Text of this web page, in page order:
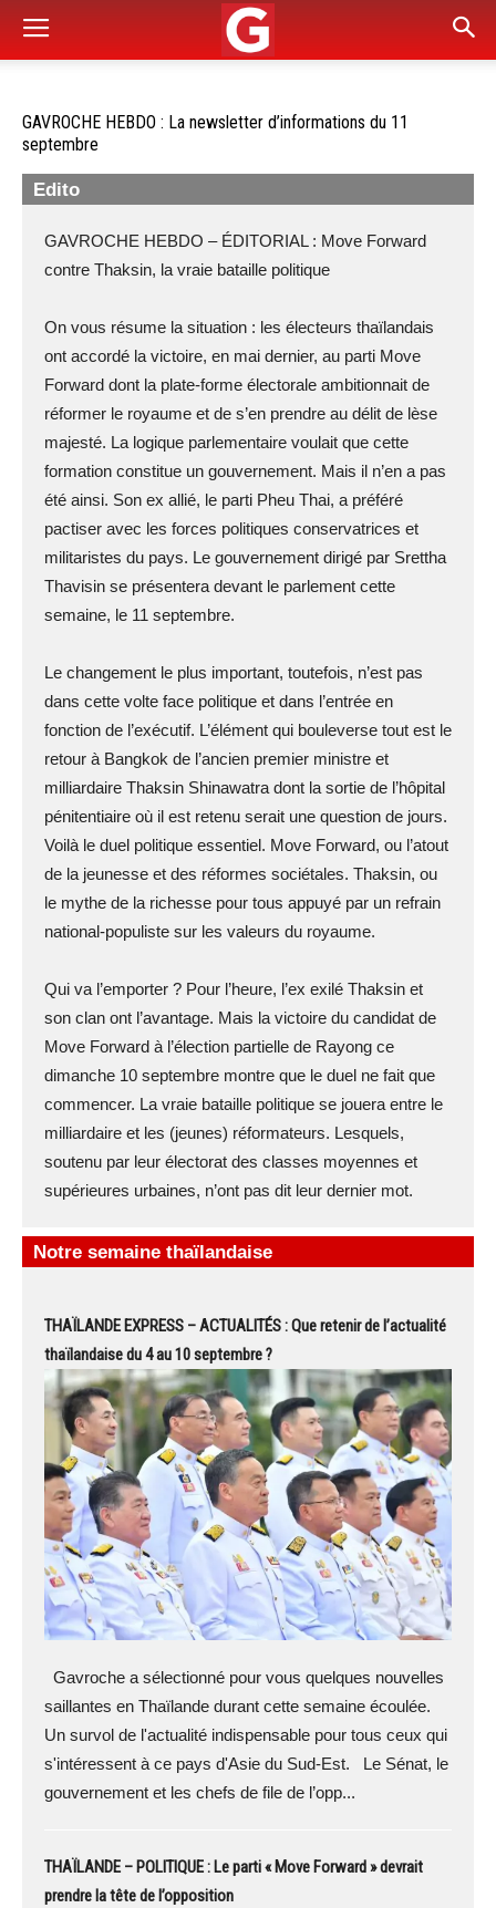
GAVROCHE HEBDO : La newsletter d’informations du 11
septembre
Edito
GAVROCHE HEBDO – ÉDITORIAL : Move Forward
contre Thaksin, la vraie bataille politique
On vous résume la situation : les électeurs thaïlandais
ont accordé la victoire, en mai dernier, au parti Move
Forward dont la plate-forme électorale ambitionnait de
réformer le royaume et de s’en prendre au délit de lèse
majesté. La logique parlementaire voulait que cette
formation constitue un gouvernement. Mais il n’en a pas
été ainsi. Son ex allié, le parti Pheu Thai, a préféré
pactiser avec les forces politiques conservatrices et
militaristes du pays. Le gouvernement dirigé par Srettha
Thavisin se présentera devant le parlement cette
semaine, le 11 septembre.
Le changement le plus important, toutefois, n’est pas
dans cette volte face politique et dans l’entrée en
fonction de l’exécutif. L’élément qui bouleverse tout est le
retour à Bangkok de l’ancien premier ministre et
milliardaire Thaksin Shinawatra dont la sortie de l’hôpital
pénitentiaire où il est retenu serait une question de jours.
Voilà le duel politique essentiel. Move Forward, ou l’atout
de la jeunesse et des réformes sociétales. Thaksin, ou
le mythe de la richesse pour tous appuyé par un refrain
national-populiste sur les valeurs du royaume.
Qui va l’emporter ? Pour l’heure, l’ex exilé Thaksin et
son clan ont l’avantage. Mais la victoire du candidat de
Move Forward à l’élection partielle de Rayong ce
dimanche 10 septembre montre que le duel ne fait que
commencer. La vraie bataille politique se jouera entre le
milliardaire et les (jeunes) réformateurs. Lesquels,
soutenu par leur électorat des classes moyennes et
supérieures urbaines, n’ont pas dit leur dernier mot.
Notre semaine thaïlandaise
THAÏLANDE EXPRESS – ACTUALITÉS : Que retenir de l’actualité
thaïlandaise du 4 au 10 septembre ?
Gavroche a sélectionné pour vous quelques nouvelles
saillantes en Thaïlande durant cette semaine écoulée.
Un survol de l'actualité indispensable pour tous ceux qui
s'intéressent à ce pays d'Asie du Sud-Est. Le Sénat, le
gouvernement et les chefs de file de l’opp...
THAÏLANDE – POLITIQUE : Le parti « Move Forward » devrait
prendre la tête de l’opposition